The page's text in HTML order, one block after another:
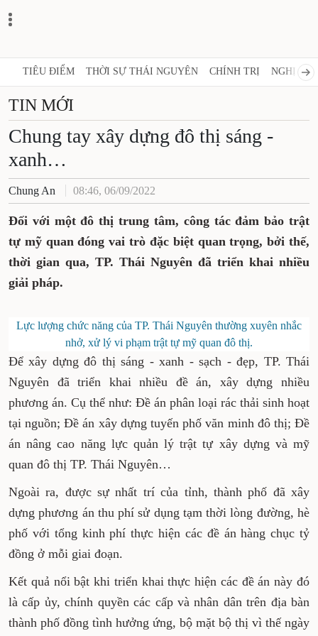
TIÊU ĐIỂM THỜI SỰ THÁI NGUYÊN CHÍNH TRỊ NGHỊ
TIN MỚI
Chung tay xây dựng đô thị sáng -
xanh…
Chung An 08:46, 06/09/2022
Đối với một đô thị trung tâm, công tác đảm bảo trật
tự mỹ quan đóng vai trò đặc biệt quan trọng, bởi thế,
thời gian qua, TP. Thái Nguyên đã triển khai nhiều
giải pháp.
Lực lượng chức năng của TP. Thái Nguyên thường xuyên nhắc
nhở, xử lý vi phạm trật tự mỹ quan đô thị.
Để xây dựng đô thị sáng - xanh - sạch - đẹp, TP. Thái
Nguyên đã triển khai nhiều đề án, xây dựng nhiều
phương án. Cụ thể như: Đề án phân loại rác thải sinh hoạt
tại nguồn; Đề án xây dựng tuyến phố văn minh đô thị; Đề
án nâng cao năng lực quản lý trật tự xây dựng và mỹ
quan đô thị TP. Thái Nguyên…
Ngoài ra, được sự nhất trí của tỉnh, thành phố đã xây
dựng phương án thu phí sử dụng tạm thời lòng đường, hè
phố với tổng kinh phí thực hiện các đề án hàng chục tỷ
đồng ở mỗi giai đoạn.
Kết quả nổi bật khi triển khai thực hiện các đề án này đó
là cấp ủy, chính quyền các cấp và nhân dân trên địa bàn
thành phố đồng tình hưởng ứng, bộ mặt bộ thị vì thế ngày